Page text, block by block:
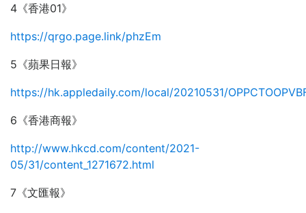
4《香港01》
https://qrgo.page.link/phzEm
5《蘋果日報》
https://hk.appledaily.com/local/20210531/
6《香港商報》
http://www.hkcd.com/content/2021-
05/31/content_1271672.html
7《文匯報》